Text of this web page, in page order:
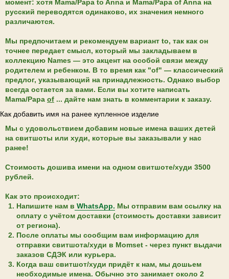
момент: хотя Mama/Papa to Anna и Mama/Papa of Anna на
русский переводятся одинаково, их значения немного
различаются.
Мы предпочитаем и рекомендуем вариант to, так как он
точнее передает смысл, который мы закладываем в
коллекцию Names — это акцент на особой связи между
родителем и ребенком. В то время как "of" — классический
предлог, указывающий на принадлежность. Однако выбор
всегда остается за вами. Если вы хотите написать
Mama/Papa of ... дайте нам знать в комментарии к заказу.
Как добавить имя на ранее купленное изделие
Мы с удовольствием добавим новые имена ваших детей
на свитшоты или худи, которые вы заказывали у нас
ранее!
Стоимость дошива имени на одном свитшоте/худи 3500
рублей.
Как это происходит:
Напишите нам в WhatsApp. Мы отправим вам ссылку на
оплату с учётом доставки (стоимость доставки зависит
от региона).
После оплаты мы сообщим вам информацию для
отправки свитшота/худи в Momset - через пункт выдачи
заказов СДЭК или курьера.
Когда ваш свитшот/худи придёт к нам, мы дошьем
необходимые имена. Обычно это занимает около 2
Остались вопросы?
EMAIL
WHATS APP
В первом письме
промокод – на скидку 5%
Вступайте в теплое
комьюнити и первыми
коллекциях и акциях